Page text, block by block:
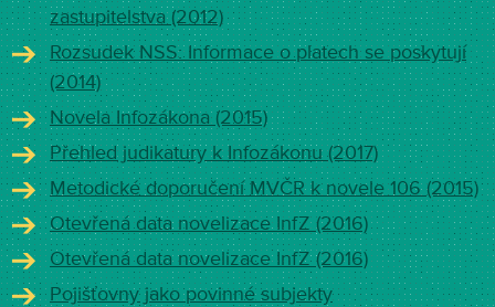
zastupitelstva (2012)
Rozsudek NSS: Informace o platech se poskytují
(2014)
Novela Infozákona (2015)
Přehled judikatury k Infozákonu (2017)
Metodické doporučení MVČR k novele 106 (2015)
Otevřená data novelizace InfZ (2016)
Otevřená data novelizace InfZ (2016)
Pojišťovny jako povinné subjekty